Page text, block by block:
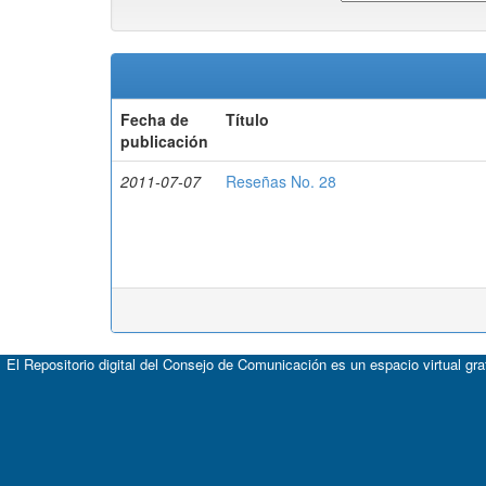
Fecha de
publicación
Título
2011-07-07 Reseñas No. 28
El Repositorio digital del Consejo de Comunicación es un espacio virtual